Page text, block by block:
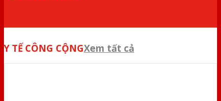
Y TẾ CÔNG CỘNGXem tất cả